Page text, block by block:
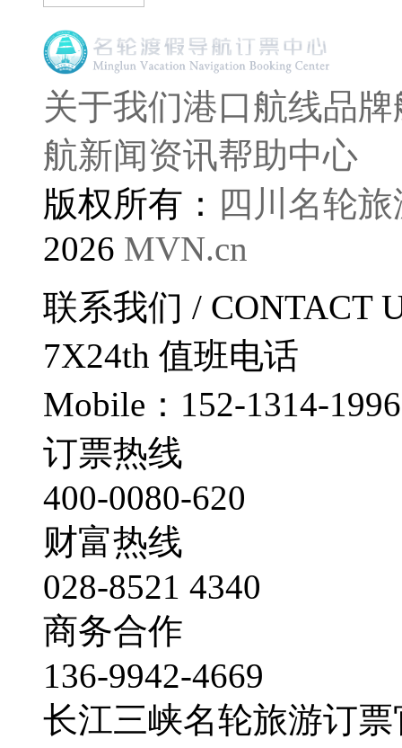
关于我们港口航线品
航新闻资讯帮助中心
版权所有： 四川名轮
2026 MVN.cn
联系我们 / CONTACT
7X24th 值班电话
Mobile：152-1314-1996
订票热线
400-0080-620
财富热线
028-8521 4340
商务合作
136-9942-4669
长江三峡名轮旅游订